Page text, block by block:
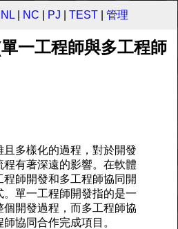
NL| NC PJ TEST 管理
一工程師與多工程師
多樣化的過程，對於開發
程有著深遠的影響。在軟體
程師開發和多工程師協同開
單一工程師開發指的是一
開發過程，而多工程師協
協同合作完成項目。